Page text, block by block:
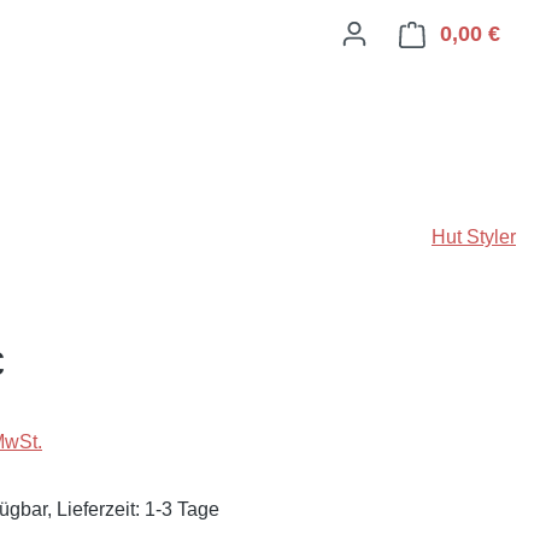
0,00 €
Hut Styler
Lieferzeit: 1-3 Tage